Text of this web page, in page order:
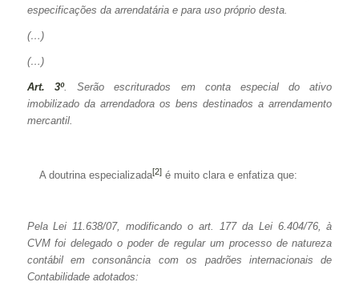
especificações da arrendatária e para uso próprio desta.
(…)
(…)
Art. 3º. Serão escriturados em conta especial do ativo
imobilizado da arrendadora os bens destinados a arrendamento
mercantil.
A doutrina especializada[2]é muito clara e enfatiza que:
Pela Lei 11.638/07, modificando o art. 177 da Lei 6.404/76, à
CVM foi delegado o poder de regular um processo de natureza
contábil em consonância com os padrões internacionais de
Contabilidade adotados: